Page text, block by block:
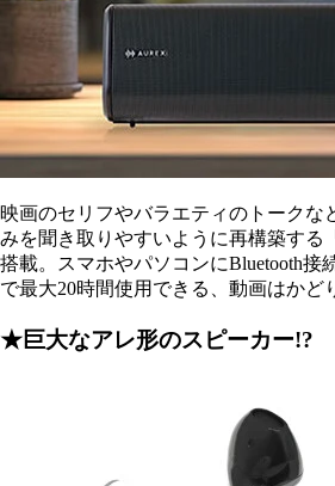
映画のセリフやバラエティのトークな
みを聞き取りやすいように再構築する
搭載。スマホやパソコンにBluetooth接
で最大20時間使用できる、動画はかど
★巨大なアレ形のスピーカー!?